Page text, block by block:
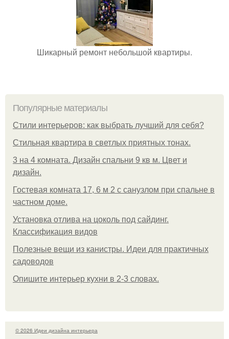
Шикарный ремонт небольшой квартиры.
Популярные материалы
Стили интерьеров: как выбрать лучший для себя?
Стильная квартира в светлых приятных тонах.
3 на 4 комната. Дизайн спальни 9 кв м. Цвет и
дизайн.
Гостевая комната 17, 6 м 2 с санузлом при спальне в
частном доме.
Установка отлива на цоколь под сайдинг.
Классификация видов
Полезные вещи из канистры. Идеи для практичных
садоводов
Опишите интерьер кухни в 2-3 словах.
© 2026 Идеи дизайна интерьера